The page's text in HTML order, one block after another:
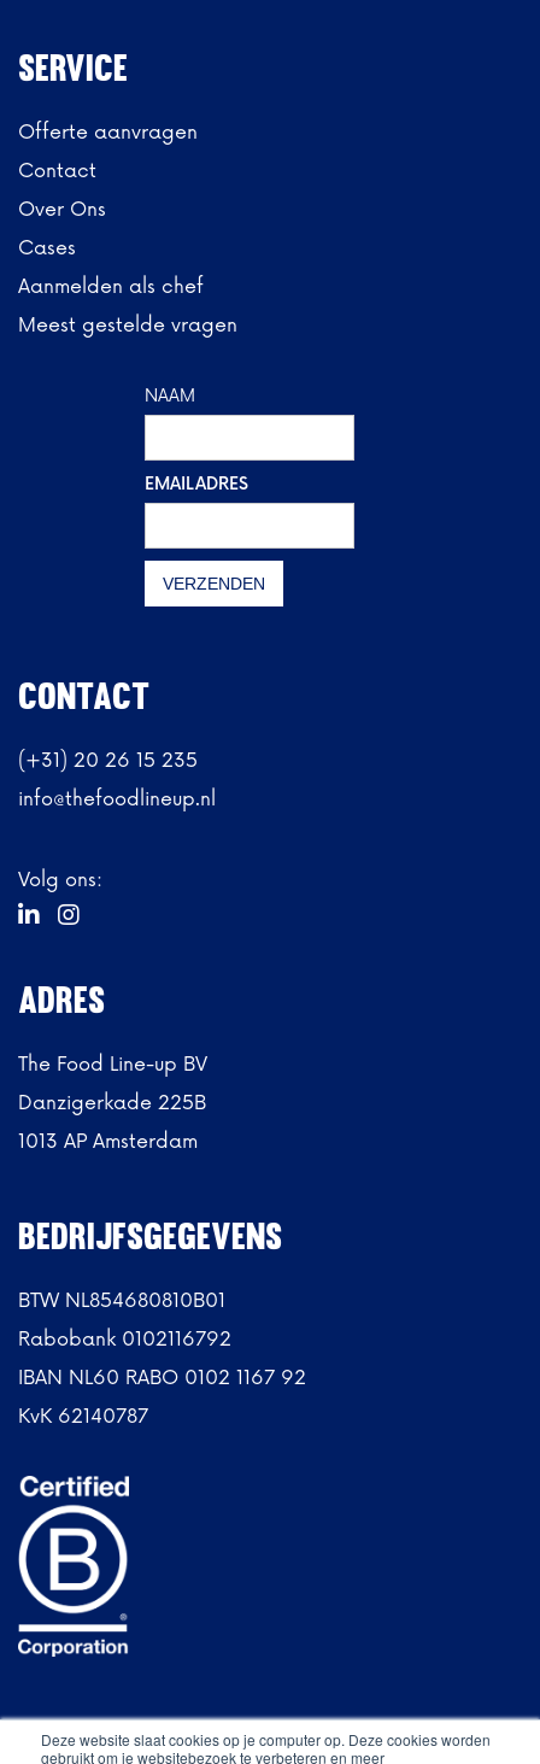
Deze website slaat cookies op je computer op. Deze cookies worden
gebruikt om je websitebezoek te verbeteren en meer
Service
Offerte aanvragen
Contact
Over Ons
Cases
Aanmelden als chef
Meest gestelde vragen
CONTACT
(+31) 20 26 15 235
info@thefoodlineup.nl
Volg ons:
 
ADRES
The Food Line-up BV
Danzigerkade 225B
1013 AP Amsterdam
BEDRIJFSGEGEVENS
BTW NL854680810B01
Rabobank 0102116792
IBAN NL60 RABO 0102 1167 92
KvK 62140787
NAAM
EMAILADRES